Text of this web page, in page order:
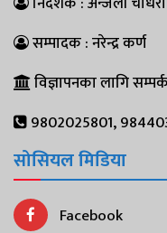
सम्पादक : नरेन्द्र कर्ण
विज्ञापनका लागि
9802025801,
सोसियल मिडिया
Facebook